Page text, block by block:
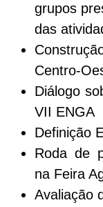
grupos
das
Centro-
Diálogo
VII ENGA
Definição
Roda de
na Feira
Avaliação